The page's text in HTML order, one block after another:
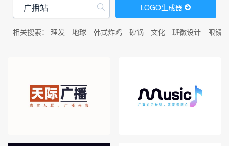
LOGO模板
LOGO生成器
相关搜索： 理发 地球 韩式炸鸡 砂锅 文化 班徽设计 眼镜店